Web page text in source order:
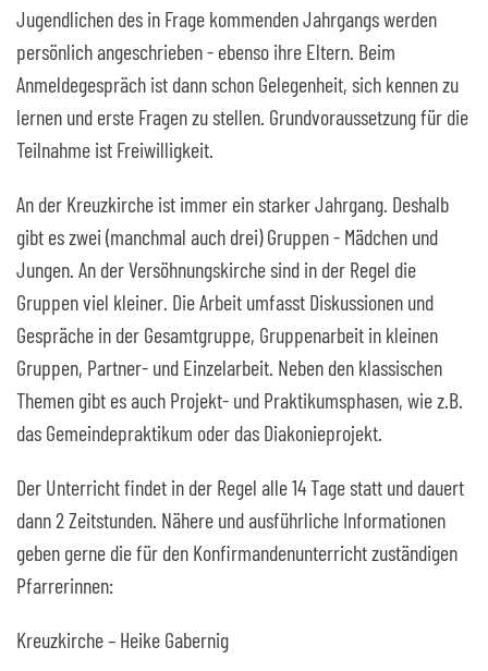
Jugendlichen des in Frage kommenden Jahrgangs werden
persönlich angeschrieben - ebenso ihre Eltern. Beim
Anmeldegespräch ist dann schon Gelegenheit, sich kennen zu
lernen und erste Fragen zu stellen. Grundvoraussetzung für die
Teilnahme ist Freiwilligkeit.
An der Kreuzkirche ist immer ein starker Jahrgang. Deshalb
gibt es zwei (manchmal auch drei) Gruppen - Mädchen und
Jungen. An der Versöhnungskirche sind in der Regel die
Gruppen viel kleiner. Die Arbeit umfasst Diskussionen und
Gespräche in der Gesamtgruppe, Gruppenarbeit in kleinen
Gruppen, Partner- und Einzelarbeit. Neben den klassischen
Themen gibt es auch Projekt- und Praktikumsphasen, wie z.B.
das Gemeindepraktikum oder das Diakonieprojekt.
Der Unterricht findet in der Regel alle 14 Tage statt und dauert
dann 2 Zeitstunden. Nähere und ausführliche Informationen
geben gerne die für den Konfirmandenunterricht zuständigen
Pfarrerinnen:
Kreuzkirche – Heike Gabernig